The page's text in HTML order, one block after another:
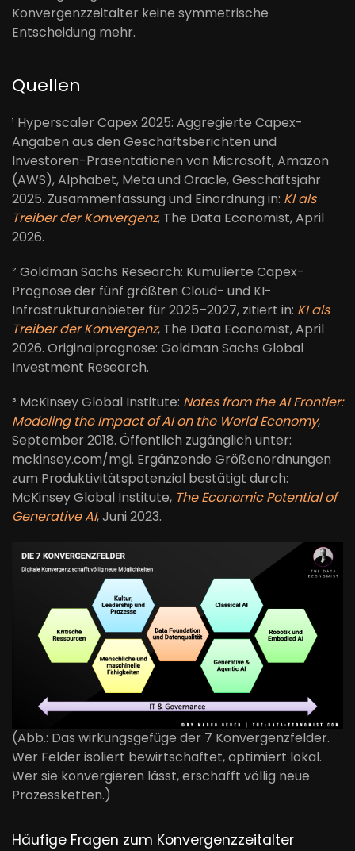
Konvergenzzeitalter keine symmetrische
Entscheidung mehr.
Quellen
¹ Hyperscaler Capex 2025: Aggregierte Capex-
Angaben aus den Geschäftsberichten und
Investoren-Präsentationen von Microsoft, Amazon
(AWS), Alphabet, Meta und Oracle, Geschäftsjahr
2025. Zusammenfassung und Einordnung in: KI als
Treiber der Konvergenz, The Data Economist, April
2026.
² Goldman Sachs Research: Kumulierte Capex-
Prognose der fünf größten Cloud- und KI-
Infrastrukturanbieter für 2025–2027, zitiert in: KI als
Treiber der Konvergenz, The Data Economist, April
2026. Originalprognose: Goldman Sachs Global
Investment Research.
³ McKinsey Global Institute: Notes from the AI Frontier:
Modeling the Impact of AI on the World Economy,
September 2018. Öffentlich zugänglich unter:
mckinsey.com/mgi. Ergänzende Größenordnungen
zum Produktivitätspotenzial bestätigt durch:
McKinsey Global Institute, The Economic Potential of
Generative AI, Juni 2023.
(Abb.: Das wirkungsgefüge der 7 Konvergenzfelder.
Wer Felder isoliert bewirtschaftet, optimiert lokal.
Wer sie konvergieren lässt, erschafft völlig neue
Prozessketten.)
Häufige Fragen zum Konvergenzzeitalter